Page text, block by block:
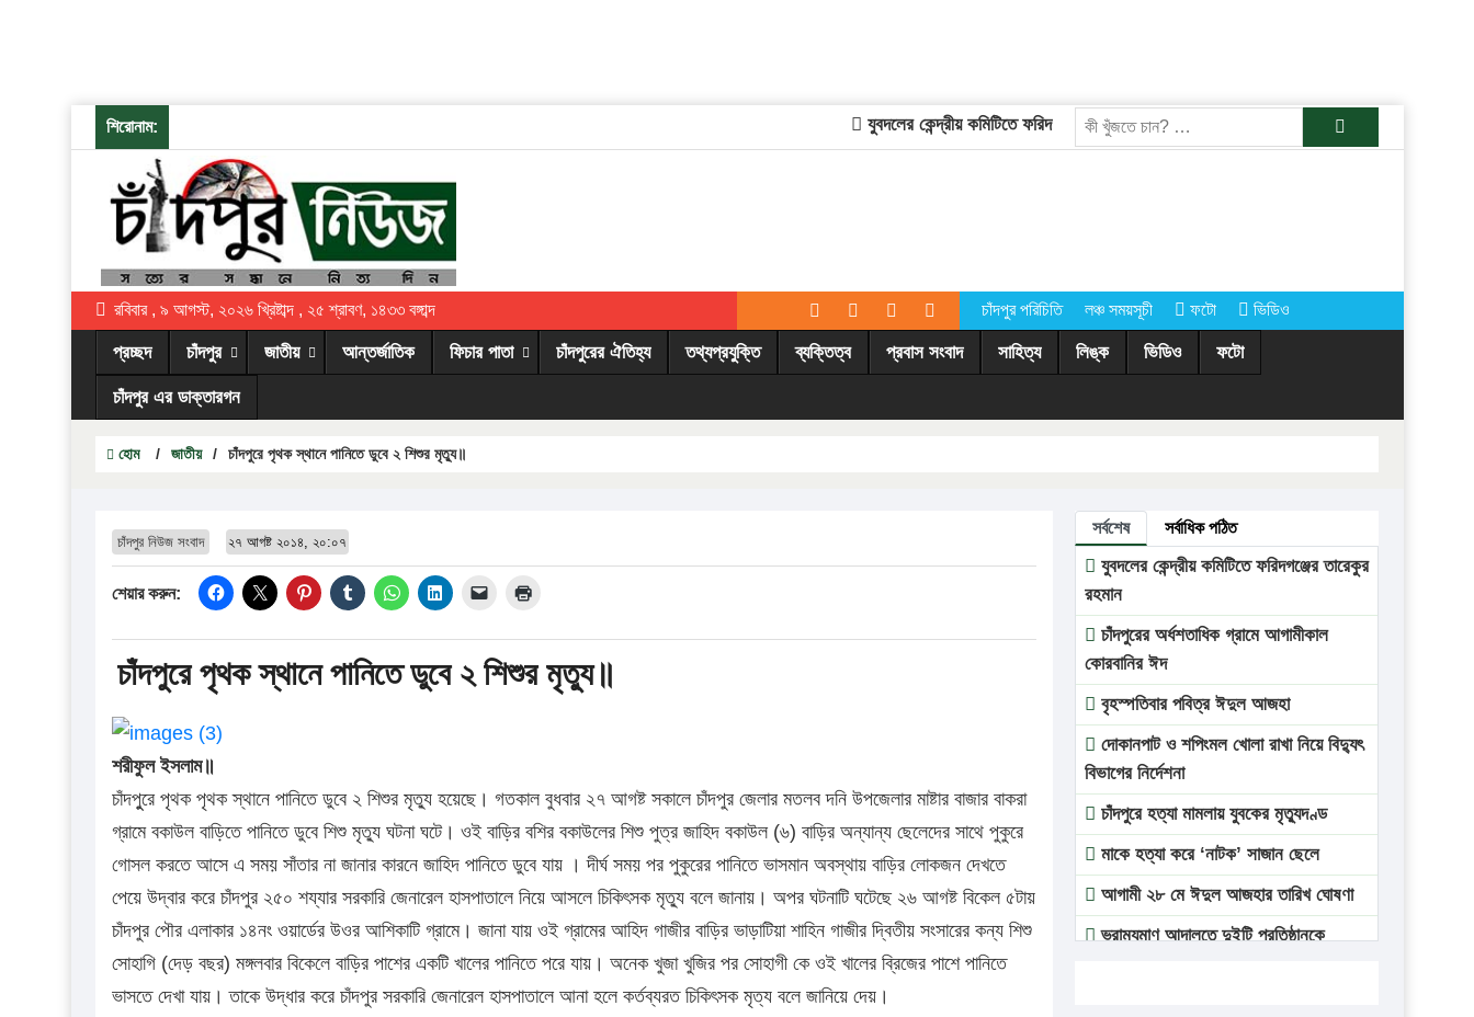
শিরোনাম: যুবদলের কেন্দ্রীয় কমিটিতে ফরিদগঞ্জের তারেকুর রহমান চাঁদপুরের অর্ধশতাধিক গ্রামে আগামীকাল
রবিবার , ৯ আগস্ট, ২০২৬ খ্রিষ্টাব্দ , ২৫ শ্রাবণ, ১৪৩৩ বঙ্গাব্দ চাঁদপুর পরিচিতি লঞ্চ সময়সূচী ফটো ভিডিও
প্রচ্ছদ চাঁদপুর জাতীয় আন্তর্জাতিক ফিচার পাতা চাঁদপুরের ঐতিহ্য তথ্যপ্রযুক্তি ব্যক্তিত্ব প্রবাস সংবাদ সাহিত্য লিঙ্ক ভিডিও ফটো
চাঁদপুর এর ডাক্তারগন
হোম / জাতীয় / চাঁদপুরে পৃথক স্থানে পানিতে ডুবে ২ শিশুর মৃত্যু॥
চাঁদপুর নিউজ সংবাদ ২৭ আগষ্ট ২০১৪, ২০:০৭
শেয়ার করুন:
চাঁদপুরে পৃথক স্থানে পানিতে ডুবে ২ শিশুর মৃত্যু॥
শরীফুল ইসলাম॥
চাঁদপুুরে পৃথক পৃথক স্থানে পানিতে ডুবে ২ শিশুর মৃত্যু হয়েছে। গতকাল বুধবার ২৭ আগষ্ট সকালে চাঁদপুর জেলার মতলব দনি উপজেলার মাষ্টার বাজার বাকরা
গ্রামে বকাউল বাড়িতে পানিতে ডুবে শিশু মৃত্যু ঘটনা ঘটে। ওই বাড়ির বশির বকাউলের শিশু পুত্র জাহিদ বকাউল (৬) বাড়ির অন্যান্য ছেলেদের সাথে পুকুরে
গোসল করতে আসে এ সময় সাঁতার না জানার কারনে জাহিদ পানিতে ডুবে যায় । দীর্ঘ সময় পর পুকুরের পানিতে ভাসমান অবস্থায় বাড়ির লোকজন দেখতে
পেয়ে উদ্বার করে চাঁদপুর ২৫০ শয্যার সরকারি জেনারেল হাসপাতালে নিয়ে আসলে চিকিৎসক মৃত্যু বলে জানায়। অপর ঘটনাটি ঘটেছে ২৬ আগষ্ট বিকেল ৫টায়
চাঁদপুর পৌর এলাকার ১৪নং ওয়ার্ডের উওর আশিকাটি গ্রামে। জানা যায় ওই গ্রামের আহিদ গাজীর বাড়ির ভাড়াটিয়া শাহিন গাজীর দ্বিতীয় সংসারের কন্য শিশু
সোহাগি (দেড় বছর) মঙ্গলবার বিকেলে বাড়ির পাশের একটি খালের পানিতে পরে যায়। অনেক খুজা খুজির পর সোহাগী কে ওই খালের ব্রিজের পাশে পানিতে
ভাসতে দেখা যায়। তাকে উদ্ধার করে চাঁদপুর সরকারি জেনারেল হাসপাতালে আনা হলে কর্তব্যরত চিকিৎসক মৃত্য বলে জানিয়ে দেয়।
সর্বশেষ সর্বাধিক পঠিত
যুবদলের কেন্দ্রীয় কমিটিতে ফরিদগঞ্জের তারেকুর
রহমান
চাঁদপুরের অর্ধশতাধিক গ্রামে আগামীকাল
কোরবানির ঈদ
বৃহস্পতিবার পবিত্র ঈদুল আজহা
দোকানপাট ও শপিংমল খোলা রাখা নিয়ে বিদ্যুৎ
বিভাগের নির্দেশনা
চাঁদপুরে হত্যা মামলায় যুবকের মৃত্যুদণ্ড
মাকে হত্যা করে ‘নাটক’ সাজান ছেলে
আগামী ২৮ মে ঈদুল আজহার তারিখ ঘোষণা
ভ্রাম্যমাণ আদালতে দুইটি প্রতিষ্ঠানকে